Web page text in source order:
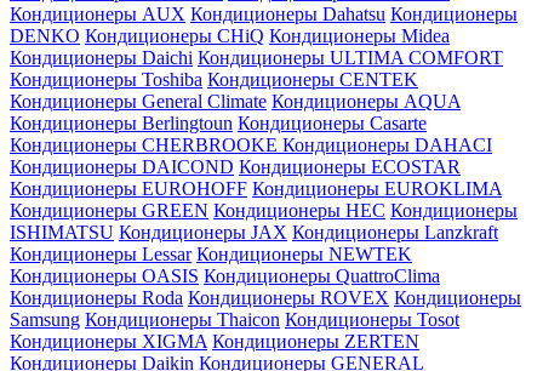
Кондиционеры AUX Кондиционеры Dahatsu Кондиционеры
DENKO Кондиционеры CHiQ Кондиционеры Midea
Кондиционеры Daichi Кондиционеры ULTIMA COMFORT
Кондиционеры Toshiba Кондиционеры CENTEK
Кондиционеры General Climate Кондиционеры AQUA
Кондиционеры Berlingtoun Кондиционеры Casarte
Кондиционеры CHERBROOKE Кондиционеры DAHACI
Кондиционеры DAICOND Кондиционеры ECOSTAR
Кондиционеры EUROHOFF Кондиционеры EUROKLIMA
Кондиционеры GREEN Кондиционеры HEC Кондиционеры
ISHIMATSU Кондиционеры JAX Кондиционеры Lanzkraft
Кондиционеры Lessar Кондиционеры NEWTEK
Кондиционеры OASIS Кондиционеры QuattroClima
Кондиционеры Roda Кондиционеры ROVEX Кондиционеры
Samsung Кондиционеры Thaicon Кондиционеры Tosot
Кондиционеры XIGMA Кондиционеры ZERTEN
Кондиционеры Daikin Кондиционеры GENERAL